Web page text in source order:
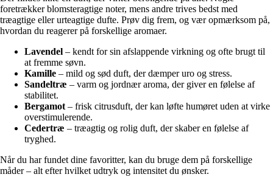
foretrækker blomsteragtige noter, mens andre trives bedst med
træagtige eller urteagtige dufte. Prøv dig frem, og vær opmærksom på,
hvordan du reagerer på forskellige aromaer.
Lavendel – kendt for sin afslappende virkning og ofte brugt til
at fremme søvn.
Kamille – mild og sød duft, der dæmper uro og stress.
Sandeltræ – varm og jordnær aroma, der giver en følelse af
stabilitet.
Bergamot– frisk citrusduft, der kan løfte humøret uden at virke
overstimulerende.
Cedertræ – træagtig og rolig duft, der skaber en følelse af
tryghed.
Når du har fundet dine favoritter, kan du bruge dem på forskellige
måder – alt efter hvilket udtryk og intensitet du ønsker.